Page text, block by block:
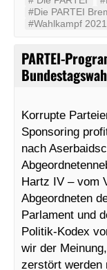
#Die PARTEI
#Wahlkampf 2021
PARTEI-
Korrupte
Sponsoring
nach
Hartz IV – vom
Abgeordneten
Parlament und
Politik-Kodex
wir der
zerstört werden